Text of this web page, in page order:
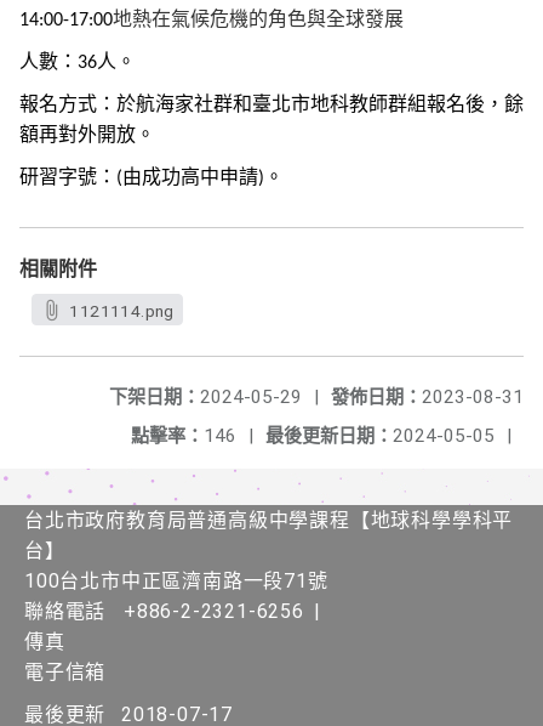
14:00-17:00地熱在氣候危機的角色與全球發展
人數： 36人。
報名方式：於航海家社群和臺北市地科教師群組報名後，餘
額再對外開放。
研習字號： (由成功高中申請) 。
相關附件
1121114.png
發佈日期： 2023-08-31
下架日期： 2024-05-29
|
最後更新日期： 2024-05-05 |
點擊率： 146 |
台北市政府教育局普通高級中學課程​【​地球科學學科平
台】
100台北市中正區濟南路一段71號
聯絡電話
+886-2-2321-6256 |
傳真
電子信箱
最後更新
2018-07-17